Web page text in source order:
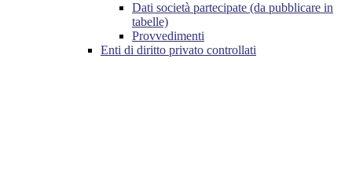
Dati società partecipate (da pubblicare in
tabelle)
Provvedimenti
Enti di diritto privato controllati